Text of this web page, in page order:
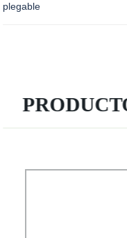
plegable